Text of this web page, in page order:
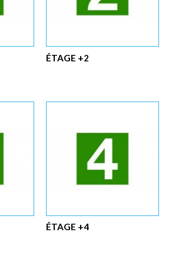
ÉTAGE +2
ÉTAGE +4